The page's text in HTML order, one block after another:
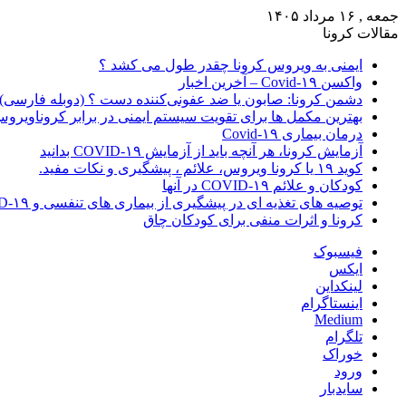
جمعه , ۱۶ مرداد ۱۴۰۵
مقالات کرونا
ایمنی به ویروس کرونا چقدر طول می کشد ؟
واکسن Covid-۱۹ – آخرین اخبار
دشمن کرونا: صابون یا ضد عفونی‌کننده دست ؟ (دوبله فارسی)
بهترین مکمل ها برای تقویت سیستم ایمنی در برابر
درمان بیماری Covid-۱۹
آزمایش کرونا، هر آنچه باید از آزمایش COVID-۱۹ بدانید
کوید ۱۹ یا کرونا ویروس، علائم ، پیشگیری و نکات مفید.
کودکان و علائم COVID-۱۹ در آنها
توصیه های تغذیه ای در پیشگیری از بیماری های تنفسی و COVID-۱۹
کرونا و اثرات منفی برای کودکان چاق
فیسبوک
ایکس
لینکداین
اینستاگرام
Medium
تلگرام
خوراک
ورود
سایدبار